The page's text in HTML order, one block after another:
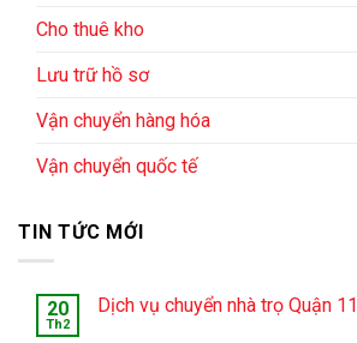
Cho thuê kho
Lưu trữ hồ sơ
Vận chuyển hàng hóa
Vận chuyển quốc tế
TIN TỨC MỚI
20
Th2
Dịch vụ chuyển nhà trọ Quận